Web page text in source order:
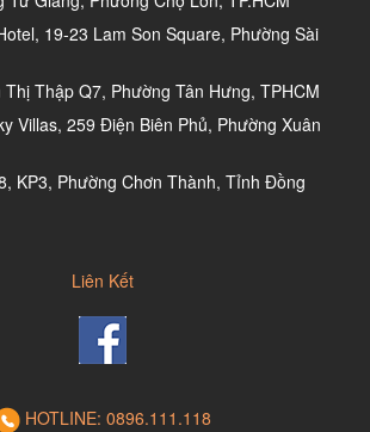
19-23 Lam Son Square, Phường Sài
Thập Q7, Phường Tân Hưng, TPHCM
Villas, 259 Điện Biên Phủ, Phường Xuân
KP3, Phường Chơn Thành, Tỉnh Đồng
Liên Kết
HOTLINE: 0896.111.118